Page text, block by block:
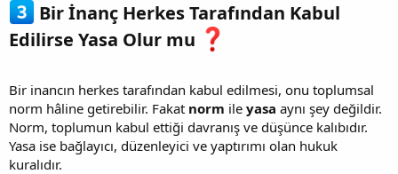
Bir İnanç Herkes Tarafından Kabul
Edilirse Yasa Olur mu
Bir inancın herkes tarafından kabul edilmesi, onu toplumsal
norm hâline getirebilir. Fakat norm ile yasa aynı şey değildir.
Norm, toplumun kabul ettiği davranış ve düşünce kalıbıdır.
Yasa ise bağlayıcı, düzenleyici ve yaptırımı olan hukuk
kuralıdır.